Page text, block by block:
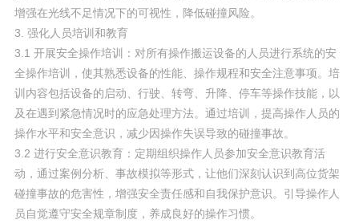
增强在光线不足情况下的可视性，降低碰撞风险。
3. 强化人员培训和教育
3.1 开展安全操作培训：对所有操作搬运设备的人员进行系统的安
全操作培训，使其熟悉设备的性能、操作规程和安全注意事项。培
训内容包括设备的启动、行驶、转弯、升降、停车等操作技能，以
及在遇到紧急情况时的应急处理方法。通过培训，提高操作人员的
操作水平和安全意识，减少因操作失误导致的碰撞事故。
3.2 进行安全意识教育：定期组织操作人员参加安全意识教育活
动，通过案例分析、事故模拟等形式，让他们深刻认识到高位货架
碰撞事故的危害性，增强安全责任感和自我保护意识。引导操作人
员自觉遵守安全规章制度，养成良好的操作习惯。